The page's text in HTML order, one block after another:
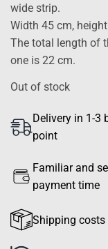
wide strip.
Width 45 cm,
The total length of
one is 22 cm.
Out of stock
Delivery in 1-3
point
Familiar and
payment time
Shipping